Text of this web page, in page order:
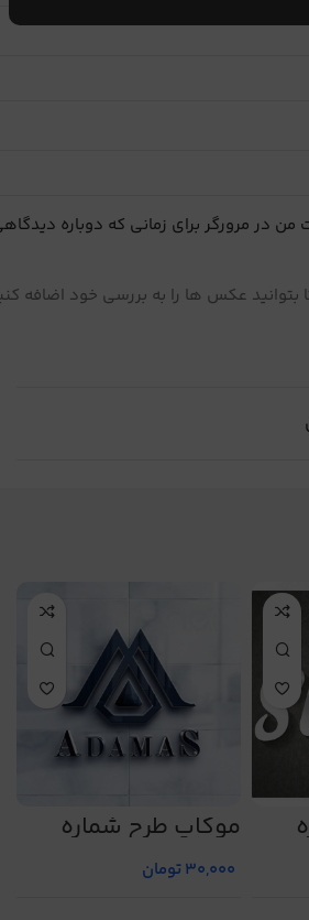
من در مرورگر برای زمانی که دوباره
بتوانید عکس ها را به بررسی خود اضافه
موکاپ طرح شماره
5016
30,000تومان